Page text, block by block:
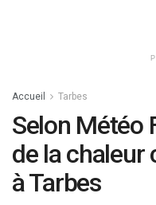
Accueil Tarbes
Selon Météo
de la chaleur
à Tarbes